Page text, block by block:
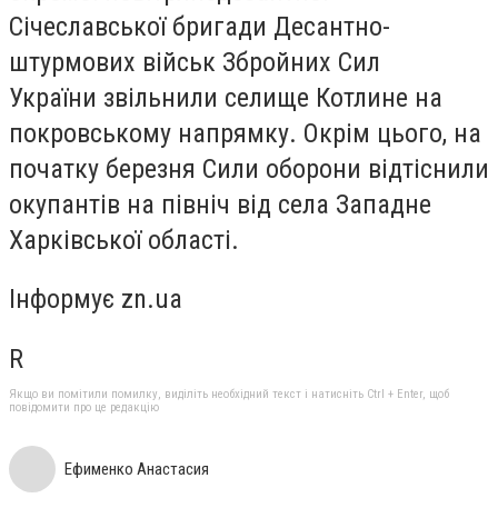
Січеславської бригади Десантно-
штурмових військ Збройних Сил
України звільнили селище Котлине на
покровському напрямку. Окрім цього, на
початку березня Сили оборони відтіснили
окупантів на північ від села Западне
Харківської області.
Інформує zn.ua
R
Якщо ви помітили помилку, виділіть необхідний текст і натисніть Ctrl + Enter, щоб
повідомити про це редакцію
Ефименко Анастасия